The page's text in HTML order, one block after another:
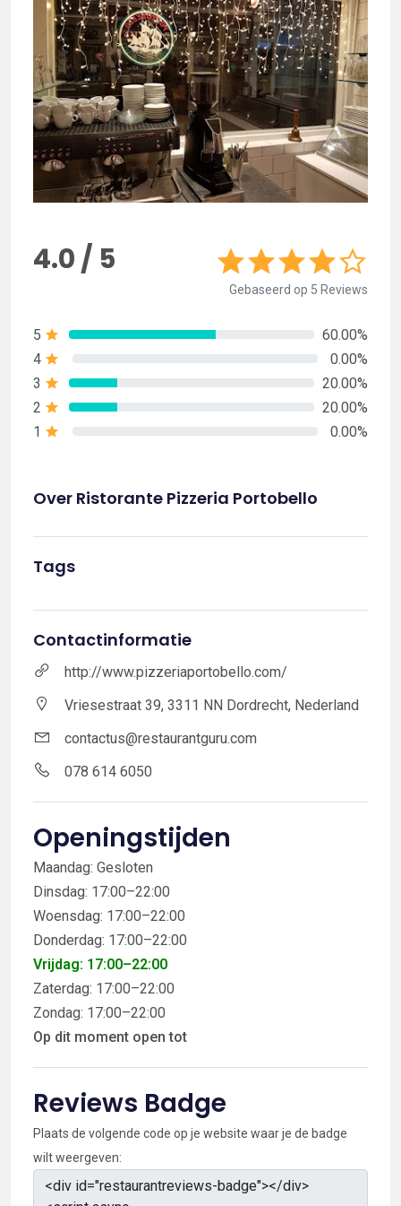
4.0 / 5
Gebaseerd op 5 Reviews
5
60.00%
4
0.00%
3
20.00%
2
20.00%
1
0.00%
Over Ristorante Pizzeria Portobello
Tags
Contactinformatie
http://www.pizzeriaportobello.com/
Vriesestraat 39, 3311 NN Dordrecht, Nederland
contactus@restaurantguru.com
078 614 6050
Openingstijden
Maandag: Gesloten
Dinsdag: 17:00–22:00
Woensdag: 17:00–22:00
Donderdag: 17:00–22:00
Vrijdag: 17:00–22:00
Zaterdag: 17:00–22:00
Zondag: 17:00–22:00
Op dit moment open tot
Reviews Badge
Plaats de volgende code op je website waar je de badge
wilt weergeven: